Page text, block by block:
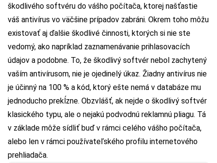
škodlivého softvéru do vášho počítača, ktorej našťastie
váš antivírus vo väčšine prípadov zabráni. Okrem toho môžu
existovať aj ďalšie škodlivé činnosti, ktorých si nie ste
vedomý, ako napríklad zaznamenávanie prihlasovacích
údajov a podobne. To, že škodlivý softvér nebol zachytený
vaším antivírusom, nie je ojedinelý úkaz. Žiadny antivírus nie
je účinný na 100 % a kód, ktorý ešte nemá v databáze mu
jednoducho prekĺzne. Obzvlášť, ak nejde o škodlivý softvér
klasického typu, ale o nejakú podvodnú reklamnú pliagu. Tá
v základe môže sídliť buď v rámci celého vášho počítača,
alebo len v rámci používateľského profilu internetového
prehliadača.